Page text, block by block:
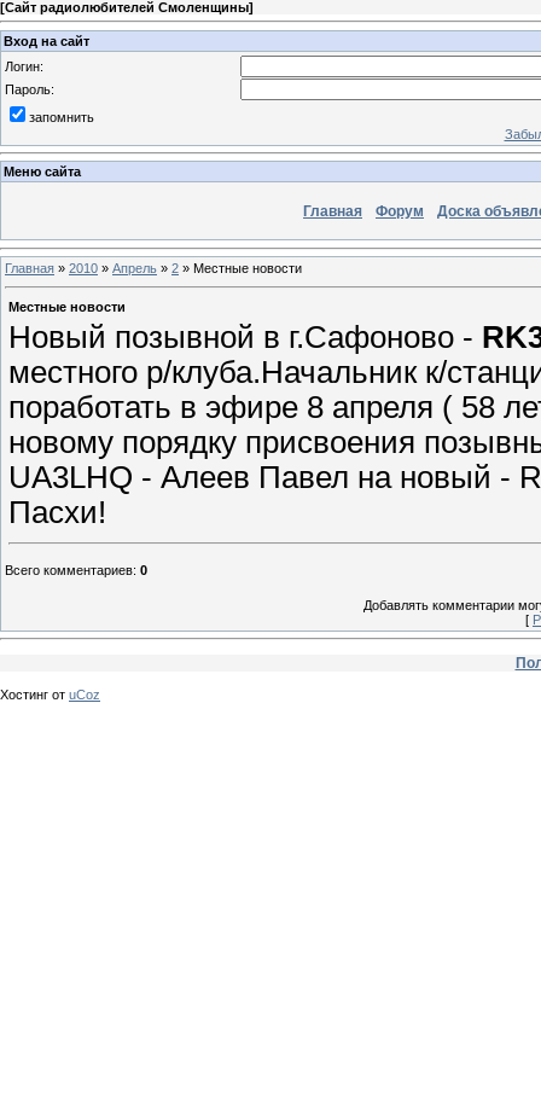
[Сайт радиолюбителей Смоленщины]
Вход на сайт
Логин:
Пароль:
запомнить
Меню сайта
Главная Форум Доска
Главная » 2010 » Апрель » 2 » Местные новости
Местные новости
Новый позывной в г.Сафоново -
местного р/клуба.Начальник к/
поработать в эфире 8 апреля ( 58
новому порядку присвоения
UA3LHQ - Алеев Павел на новый -
Пасхи!
Всего комментариев: 0
Добавлять комментарии
[
Хостинг от uCoz